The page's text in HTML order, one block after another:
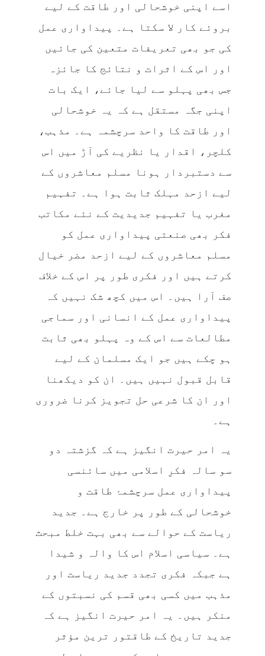
اسے اپنی خوشحالی اور طاقت کے لیے
بروئے کار لا سکتا ہے۔ پیداواری عمل
کی جو بھی تعریفات متعین کی جائیں
اور اس کے اثرات و نتائج کا جائزہ
جس بھی پہلو سے لیا جائے، ایک بات
اپنی جگہ مستقل ہے کہ یہ خوشحالی
اور طاقت کا واحد سرچشمہ ہے۔ مذہب،
کلچر، اقدار یا نظریے کی آڑ میں اس
سے دستبردار ہونا مسلم معاشروں کے
لیے ازحد مہلک ثابت ہوا ہے۔ تفہیم
مغرب یا تفہیم جدیدیت کے نئے مکاتب
فکر بھی صنعتی پیداواری عمل کو
مسلم معاشروں کے لیے ازحد مضر خیال
کرتے ہیں اور فکری طور پر اس کے خلاف
صف آرا ہیں۔ اس میں کچھ شک نہیں کہ
پیداواری عمل کے انسانی اور سماجی
مطالعات سے اس کے وہ پہلو بھی ثابت
ہو چکے ہیں جو ایک مسلمان کے لیے
قابل قبول نہیں ہیں۔ ان کو دیکھنا
اور ان کا شرعی حل تجویز کرنا ضروری
ہے۔
یہ امر حیرت انگیز ہے کہ گزشتہ دو
سو سالہ فکرِ اسلامی میں سائنسی
پیداواری عمل سرچشمۂ طاقت و
خوشحالی کے طور پر خارج ہے۔ جدید
ریاست کے حوالے سے بھی بہت خلط مبحث
ہے۔ سیاسی اسلام اس کا والہ و شیدا
ہے جبکہ فکری تجدد جدید ریاست اور
مذہب میں کسی بھی قسم کی نسبتوں کے
منکر ہیں۔ یہ امر حیرت انگیز ہے کہ
جدید تاریخ کے طاقتور ترین مؤثر